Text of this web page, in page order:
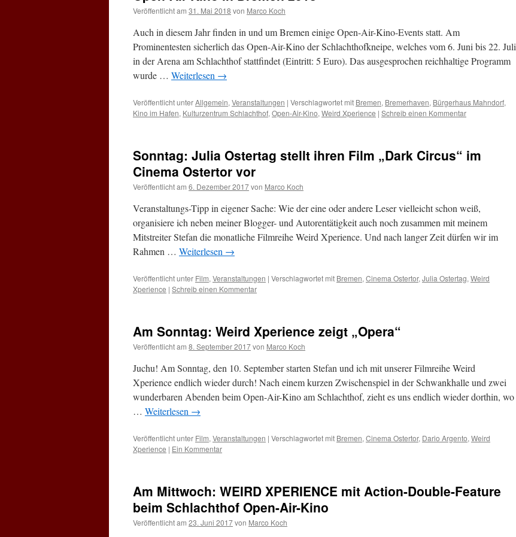
Veröffentlicht am 31. Mai 2018 von Marco Koch
Auch in diesem Jahr finden in und um Bremen einige Open-Air-Kino-Events statt. Am
Prominentesten sicherlich das Open-Air-Kino der Schlachthofkneipe, welches vom 6. Juni bis 22. Juli
in der Arena am Schlachthof stattfindet (Eintritt: 5 Euro). Das ausgesprochen reichhaltige Programm
wurde … Weiterlesen →
Veröffentlicht unterAllgemein, Veranstaltungen | Verschlagwortet mit Bremen, Bremerhaven, Bürgerhaus Mahndorf,
Kino im Hafen, Kulturzentrum Schlachthof, Open-Air-Kino, Weird Xperience | Schreib einen Kommentar
Sonntag: Julia Ostertag stellt ihren Film „Dark Circus“ im
Cinema Ostertor vor
Veröffentlicht am 6. Dezember 2017von Marco Koch
Veranstaltungs-Tipp in eigener Sache: Wie der eine oder andere Leser vielleicht schon weiß,
organisiere ich neben meiner Blogger- und Autorentätigkeit auch noch zusammen mit meinem
Mitstreiter Stefan die monatliche Filmreihe Weird Xperience. Und nach langer Zeit dürfen wir im
Rahmen … Weiterlesen →
Veröffentlicht unter Film, Veranstaltungen | Verschlagwortet mit Bremen, Cinema Ostertor, Julia Ostertag, Weird
Xperience | Schreib einen Kommentar
Am Sonntag: Weird Xperience zeigt „Opera“
Veröffentlicht am 8. September 2017von Marco Koch
Juchu! Am Sonntag, den 10. September starten Stefan und ich mit unserer Filmreihe Weird
Xperience endlich wieder durch! Nach einem kurzen Zwischenspiel in der Schwankhalle und zwei
wunderbaren Abenden beim Open-Air-Kino am Schlachthof, zieht es uns endlich wieder dorthin, wo
… Weiterlesen →
Veröffentlicht unter Film, Veranstaltungen | Verschlagwortet mit Bremen, Cinema Ostertor, Dario Argento, Weird
Xperience | Ein Kommentar
Am Mittwoch: WEIRD XPERIENCE mit Action-Double-Feature
beim Schlachthof Open-Air-Kino
Veröffentlicht am 23. Juni 2017von Marco Koch